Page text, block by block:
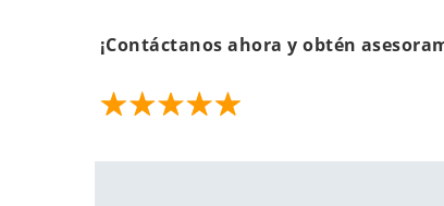
¡Contáctanos ahora y obtén